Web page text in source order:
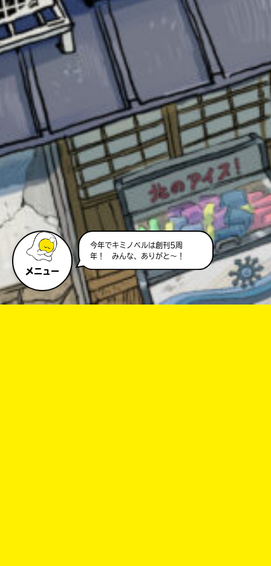
メニュー
今年でキミノベルは創刊5周
年！ みんな、ありがと～！
SNSでシェアする